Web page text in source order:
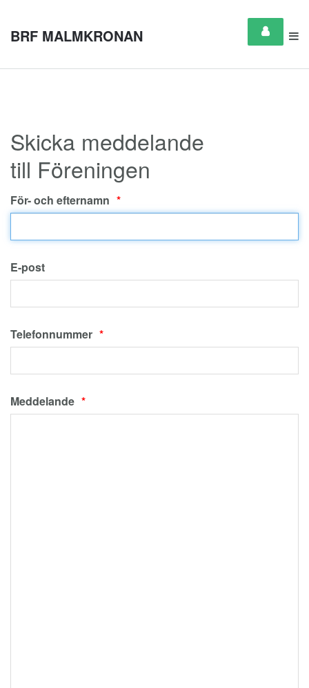
BRF MALMKRONAN
Skicka meddelande
till Föreningen
För- och efternamn
E-post
Telefonnummer
Meddelande